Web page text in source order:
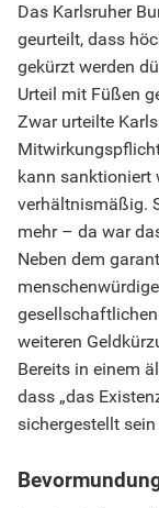
Das Karlsruher
geurteilt, dass
gekürzt werden
Urteil mit Füßen
Zwar urteilte
kann sanktioniert
verhältnismäßig.
mehr – da war
Neben dem
weiteren
Bereits in einem
dass „das
sichergestellt sein